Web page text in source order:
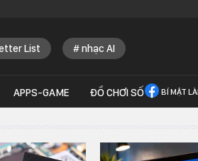
List nhạc AI
APPS-GAME ĐỒ CHƠI SỐ BÍ MẬT